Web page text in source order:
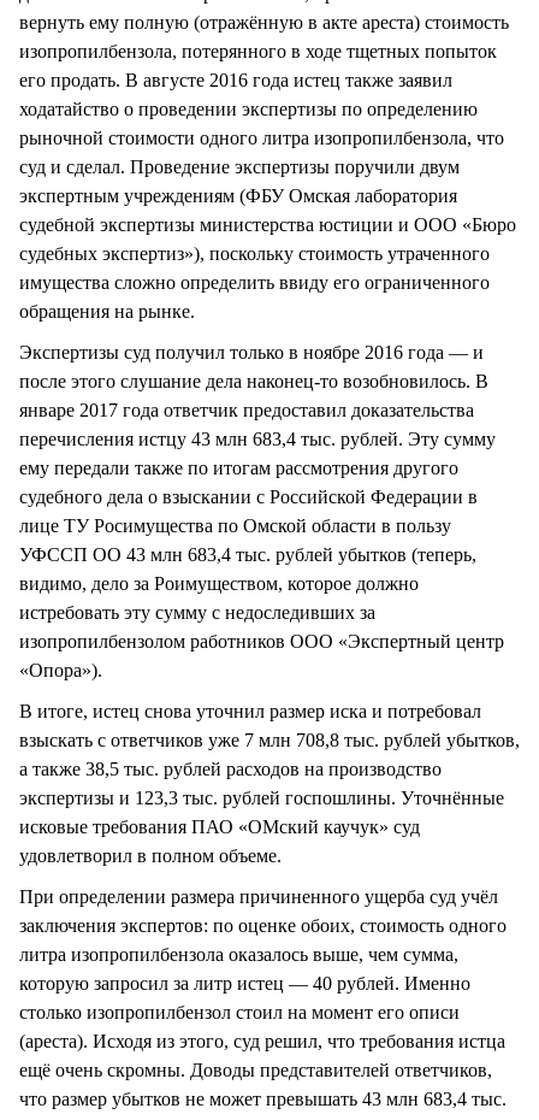
вернуть ему полную (отражённую в акте ареста) стоимость
изопропилбензола, потерянного в ходе тщетных попыток
его продать. В августе 2016 года истец также заявил
ходатайство о проведении экспертизы по определению
рыночной стоимости одного литра изопропилбензола, что
суд и сделал. Проведение экспертизы поручили двум
экспертным учреждениям (ФБУ Омская лаборатория
судебной экспертизы министерства юстиции и ООО «Бюро
судебных экспертиз»), поскольку стоимость утраченного
имущества сложно определить ввиду его ограниченного
обращения на рынке.
Экспертизы суд получил только в ноябре 2016 года — и
после этого слушание дела наконец-то возобновилось. В
январе 2017 года ответчик предоставил доказательства
перечисления истцу 43 млн 683,4 тыс. рублей. Эту сумму
ему передали также по итогам рассмотрения другого
судебного дела о взыскании с Российской Федерации в
лице ТУ Росимущества по Омской области в пользу
УФССП ОО 43 млн 683,4 тыс. рублей убытков (теперь,
видимо, дело за Роимуществом, которое должно
истребовать эту сумму с недоследивших за
изопропилбензолом работников ООО «Экспертный центр
«Опора»).
В итоге, истец снова уточнил размер иска и потребовал
взыскать с ответчиков уже 7 млн 708,8 тыс. рублей убытков,
а также 38,5 тыс. рублей расходов на производство
экспертизы и 123,3 тыс. рублей госпошлины. Уточнённые
исковые требования ПАО «ОМский каучук» суд
удовлетворил в полном объеме.
При определении размера причиненного ущерба суд учёл
заключения экспертов: по оценке обоих, стоимость одного
литра изопропилбензола оказалось выше, чем сумма,
которую запросил за литр истец — 40 рублей. Именно
столько изопропилбензол стоил на момент его описи
(ареста). Исходя из этого, суд решил, что требования истца
ещё очень скромны. Доводы представителей ответчиков,
что размер убытков не может превышать 43 млн 683,4 тыс.